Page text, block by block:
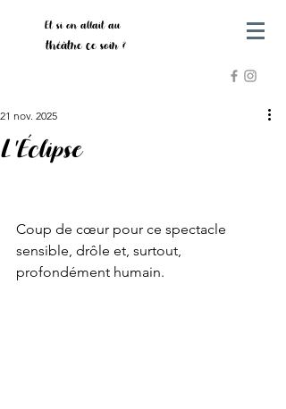
Et si on allait au
théâtre ce soir ?
L'Éclipse
21 nov. 2025
Coup de cœur pour ce spectacle
sensible, drôle et, surtout,
profondément humain.